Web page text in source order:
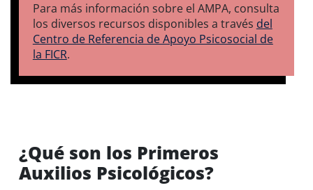
Para más información sobre el AMPA, consulta
los diversos recursos disponibles a través del
Centro de Referencia de Apoyo Psicosocial de
la FICR.
¿Qué son los Primeros
Auxilios Psicológicos?